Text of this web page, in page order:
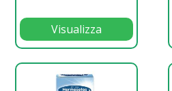
Visualizza